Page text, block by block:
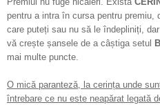
pentru a intra în cursa pentru premiu,
care puteți sau nu să le îndepliniți,
vă crește șansele de a câștiga setul
mai multe puncte.
O mică paranteză, la cerința unde
întrebare ce nu este neapărat legată